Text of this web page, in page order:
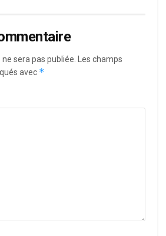
sera pas publiée. Les champs
avec *